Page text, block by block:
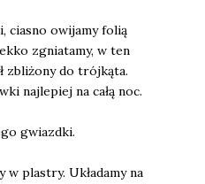
ciasno owijamy folią
zgniatamy, w ten
zbliżony do trójkąta.
najlepiej na całą noc.
gwiazdki.
w plastry. Układamy na